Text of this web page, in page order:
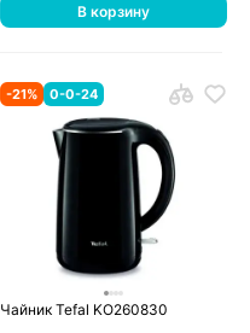
В корзину
-21% 0-0-24
Чайник Tefal KO260830